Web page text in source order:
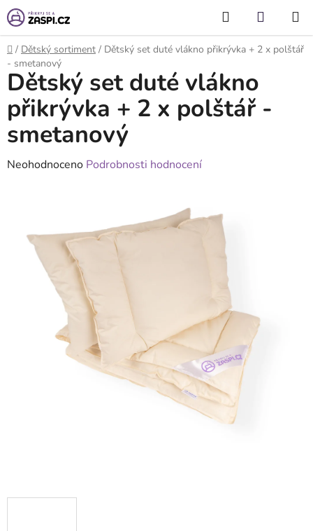
Přejít na obsah Hledat
KOŠÍK
Domů
/ Dětský sortiment / Dětský set duté vlákno přikrývka + 2 x polštář
- smetanový
Dětský set duté vlákno
přikrývka + 2 x polštář -
smetanový
Průměrné
hvězdiček.
Neohodnoceno Podrobnosti hodnocení